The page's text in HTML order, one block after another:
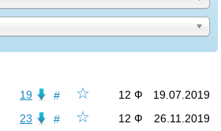
☆
# 19.07.2019
12 Ф
19
☆
# 26.11.2019
12 Ф
23